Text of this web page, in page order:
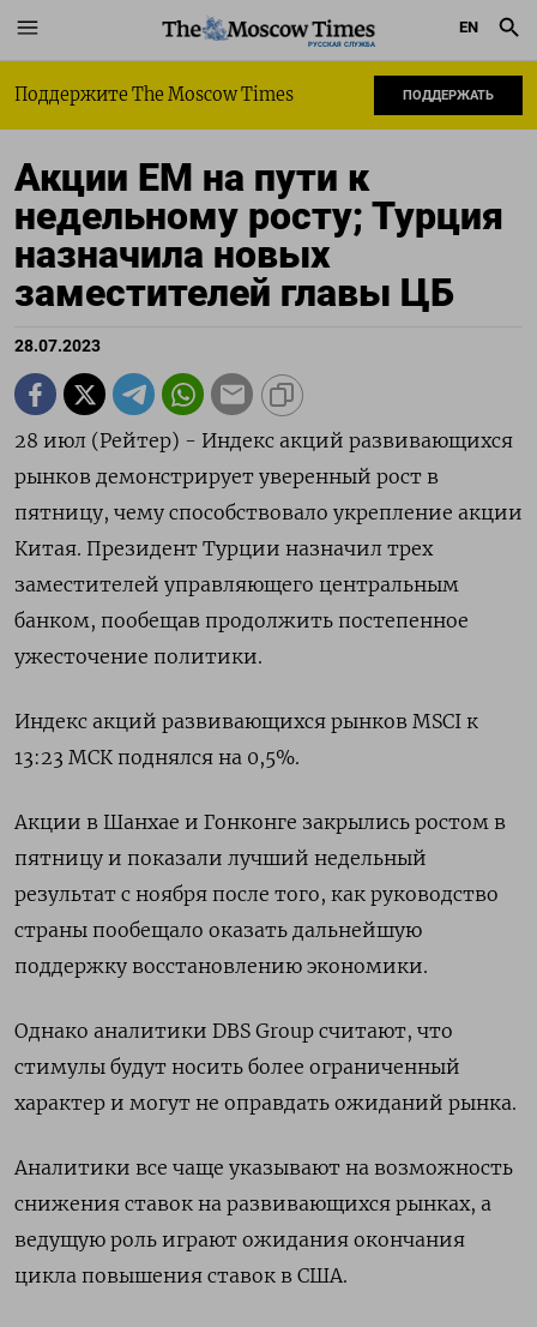
РУССКАЯ СЛУЖБА
EN
Поддержите The Moscow Times ПОДДЕРЖАТЬ
Акции ЕМ на пути к
недельному росту; Турция
назначила новых
заместителей главы ЦБ
28.07.2023
28 июл (Рейтер) - Индекс акций развивающихся
рынков демонстрирует уверенный рост в
пятницу, чему способствовало укрепление акции
Китая. Президент Турции назначил трех
заместителей управляющего центральным
банком, пообещав продолжить постепенное
ужесточение политики.
Индекс акций развивающихся рынков MSCI к
13:23 МСК поднялся на 0,5%.
Акции в Шанхае и Гонконге закрылись ростом в
пятницу и показали лучший недельный
результат с ноября после того, как руководство
страны пообещало оказать дальнейшую
поддержку восстановлению экономики.
Однако аналитики DBS Group считают, что
стимулы будут носить более ограниченный
характер и могут не оправдать ожиданий рынка.
Аналитики все чаще указывают на возможность
снижения ставок на развивающихся рынках, а
ведущую роль играют ожидания окончания
цикла повышения ставок в США.